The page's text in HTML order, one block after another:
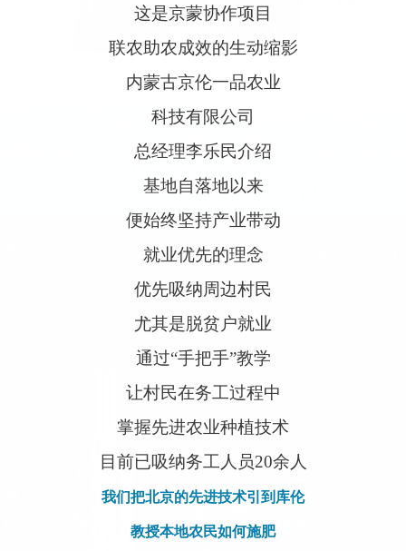
这是京蒙协作项目
联农助农成效的生动缩影
内蒙古京伦一品农业
科技有限公司
总经理李乐民介绍
基地自落地以来
便始终坚持产业带动
就业优先的理念
优先吸纳周边村民
尤其是脱贫户就业
通过“手把手”教学
让村民在务工过程中
掌握先进农业种植技术
目前已吸纳务工人员20余人
我们把北京的先进技术引到库伦
教授本地农民如何施肥